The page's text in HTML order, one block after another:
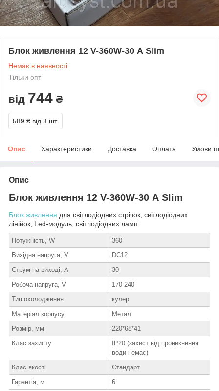
Блок живлення 12 V-360W-30 А Slim
Немає в наявності
Тільки опт
від 744 ₴
589 ₴ від 3 шт.
Опис Характеристики Доставка Оплата Умови
Опис
Блок живлення 12 V-360W-30 А Slim
Блок живлення для світлодіодних стрічок, світлодіодних
лінійок, Led-модуль, світлодіодних ламп.
Потужність, W
360
Вихідна напруга, V
DC12
Струм на виході, А
30
Робоча напруга, V
170-240
Тип охолодження
кулер
Матеріал корпусу
Метал
Розмір, мм
220*68*41
Клас захисту
IP20 (захист від проникнення
води немає)
Клас якості
Стандарт
Гарантія, м
6